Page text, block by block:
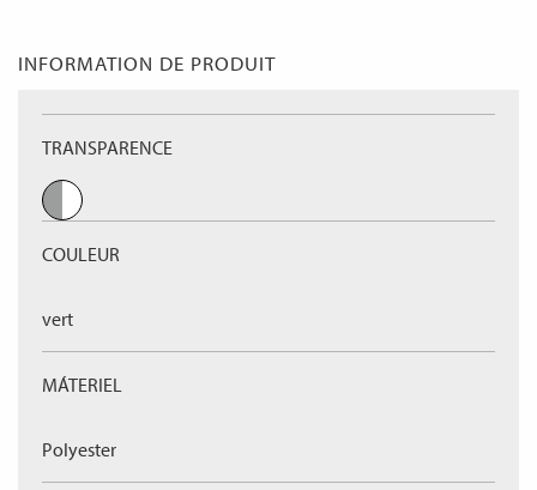
INFORMATION DE PRODUIT
TRANSPARENCE
COULEUR
vert
MÁTERIEL
Polyester